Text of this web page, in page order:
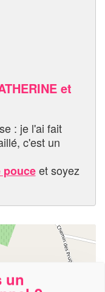
et
: je l'ai fait
c'est un
pouceet soyez
un